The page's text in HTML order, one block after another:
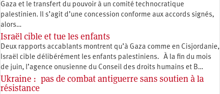
Gaza et le transfert du pouvoir à un comité technocratique
palestinien. Il s’agit d’une concession conforme aux accords signés,
alors…
Israël cible et tue les enfants
Deux rapports accablants montrent qu’à Gaza comme en Cisjordanie,
Israël cible délibérément les enfants palestiniens. À la fin du mois
de juin, l’agence onusienne du Conseil des droits humains et B…
Ukraine : pas de combat antiguerre sans soutien à la
résistance